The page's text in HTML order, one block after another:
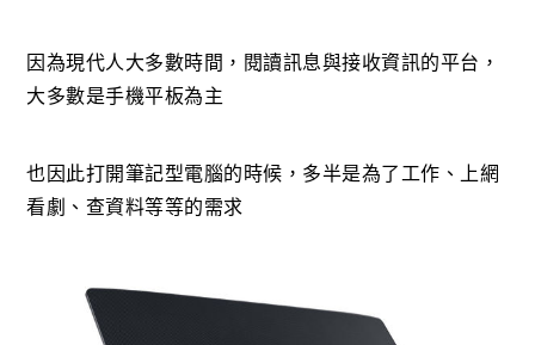
因為現代人大多數時間，閱讀訊息與接收資訊的平台，
大多數是手機平板為主
也因此打開筆記型電腦的時候，多半是為了工作、上網
看劇、查資料等等的需求